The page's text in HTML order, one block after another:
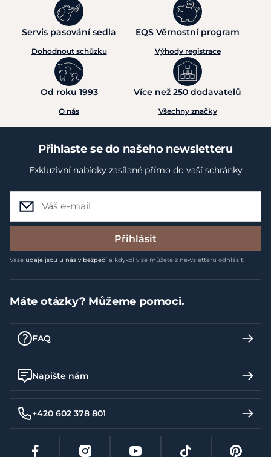
Servis pasování sedla
Dohodnout schůzku
EQS Věrnostní program
Výhody registrace
Od roku 1993
O nás
Více než 250 dodavatelů
Všechny značky
Přihlaste se do našeho newsletteru
Exkluzivní nabídky zasílané přímo do vaší schránky
Přihlásit
Vaše údaje jsou u nás v bezpečí a kdykoliv se můžete z newsletteru odhlásit.
Máte otázky? Můžeme pomoci.
FAQ
Napište nám
+420 602 378 801